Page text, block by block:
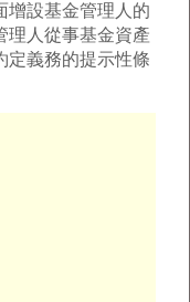
增設基金管理人的
理人從事基金資產
定義務的提示性條